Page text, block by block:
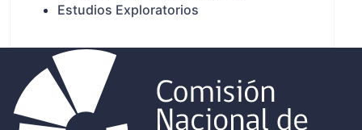
Estudios Exploratorios